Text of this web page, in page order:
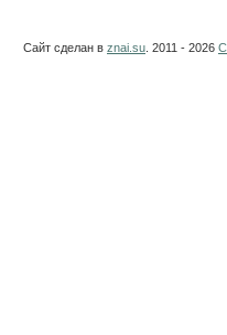
Сайт сделан в znai.su . 2011 - 2026